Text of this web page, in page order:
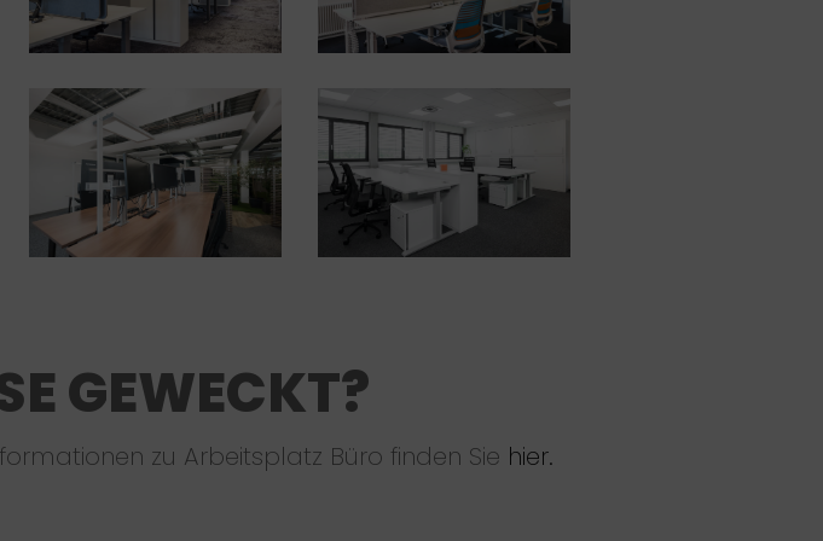
GEWECKT?
zu Arbeitsplatz Büro finden Sie hier.